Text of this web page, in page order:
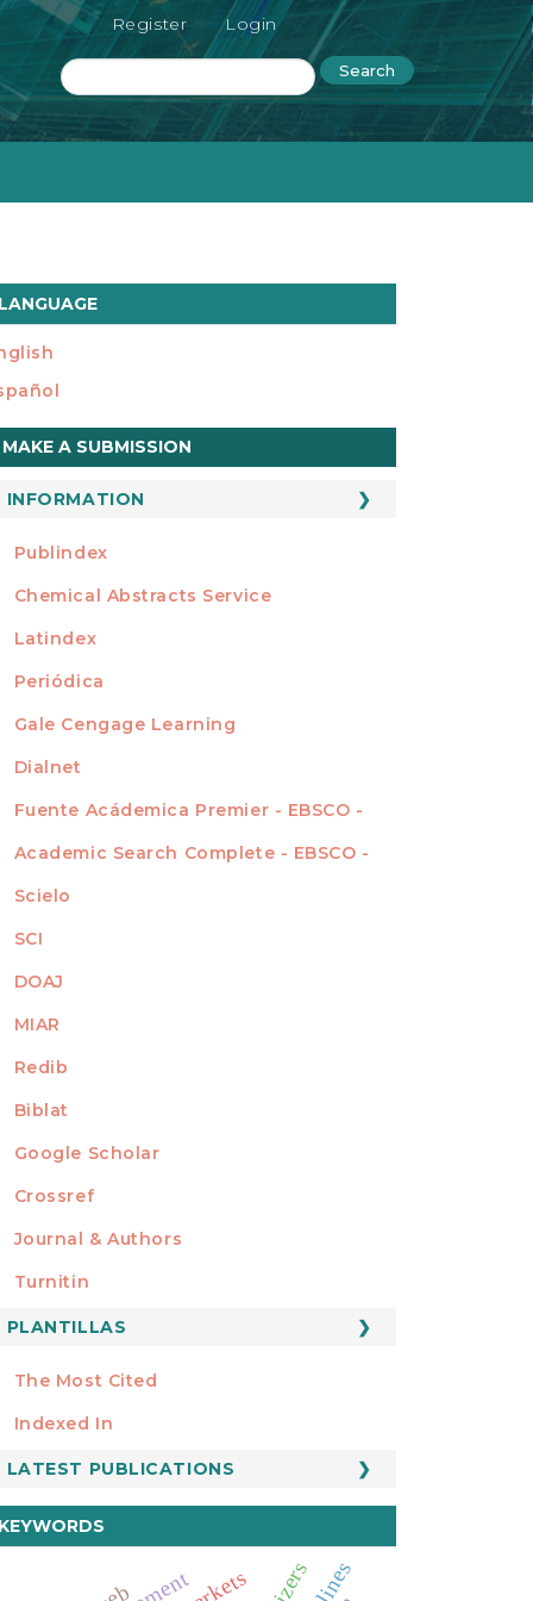
Register Login
Search
LANGUAGE
MAKE A SUBMISSION
INFORMATION
For Readers
For Librarians
INDEXADA EN
Publindex
Chemical Abstracts Service
Latindex
Periódica
Gale Cengage Learning
Dialnet
Fuente Acádemica Premier - EBSCO -
Academic Search Complete - EBSCO -
Scielo
SCI
DOAJ
MIAR
Redib
Biblat
Google Scholar
MIEMBRO DE
Crossref
Journal & Authors
Turnitin
FORMATOS
PLANTILLAS
Manuscript Template
ESTADÍSTICOS
The Most Cited
Indexed In
LATEST PUBLICATIONS
KEYWORDS